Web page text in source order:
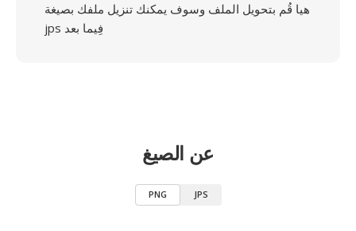
هيا قُم بتحويل الملف وسوف يمكنك تنزيل ملفك بصيغة
jps فِيما بعد
عن الصيغ
PNG JPS